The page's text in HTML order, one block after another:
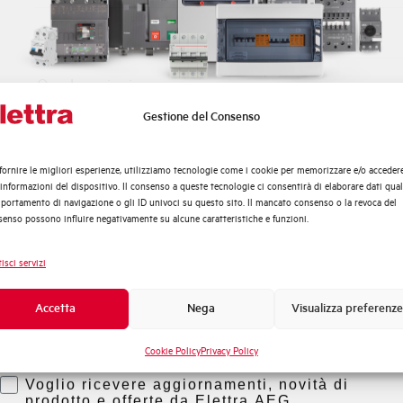
Gestione del Consenso
le migliori esperienze, utilizziamo tecnologie come i cookie per memorizzare e/o
del dispositivo. Il consenso a queste tecnologie ci consentirà di elaborare dati
di navigazione o gli ID univoci su questo sito. Il mancato consenso o la revoca del
possono influire negativamente su alcune caratteristiche e funzioni.
servizi
Accetta Nega Visualizza preferenze
Cookie PolicyPrivacy Policy
Norma
Omologazioni
Stato
Quali argomenti ti interessano di più?
Automazione Industriale
Fotovoltaico
Sistema Quadri
Formazione tecnica
Voglio ricevere aggiornamenti, novità di
prodotto e offerte da Elettra AEG